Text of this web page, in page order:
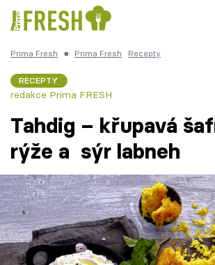
Česká kuchyně Čokoláda
Témata
Recepty
Články
Prima Fresh ■ Prima Fresh Recepty
RECEPTY
redakce Prima FRESH
Tahdig – křupavá
rýže a sýr labneh